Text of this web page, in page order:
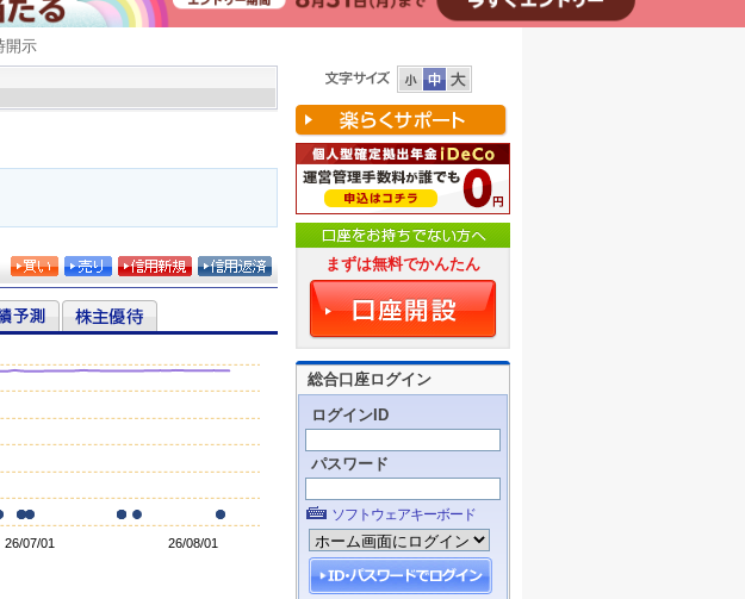
開示
まずは無料でかんたん
総合口座ログイン
ログインID
パスワード
ソフトウェアキーボード